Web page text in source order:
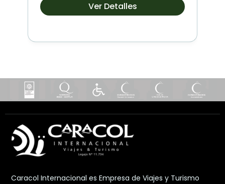
Ver Detalles
Caracol Internacional es Empresa de Viajes y Turismo